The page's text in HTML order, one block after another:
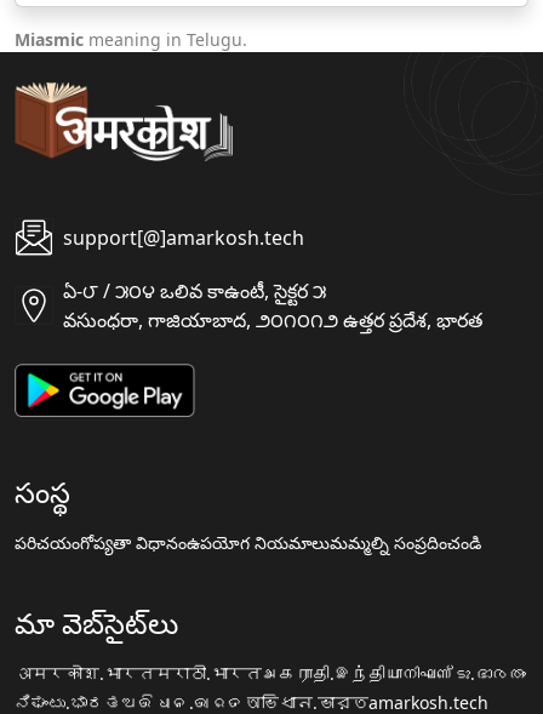
Miasmic meaning in Telugu.
support[@]amarkosh.tech
ఏ-౮ / ౫౦౪ ఒలివ కాఉంటీ, సైక్టర ౫
వసుంధరా, గాజియాబాద, ౨౦౧౦౧౨ ఉత్తర ప్రదేశ, భారత
సంస్థ
పరిచయంగోప్యతా విధానంఉపయోగ నియమాలుమమ్మల్ని సంప్రదించండి
మా వెబ్‌సైట్‌లు
अमरकोश.भारतमराठी.भारतஅகராதி.இந்தியாനിഘണ്ടു.ഭാരതം
ನಿಘಂಟು.ಭಾರತ ଅଭିଧାନ.ଭାରତ অভিধান.ভারতamarkosh.tech